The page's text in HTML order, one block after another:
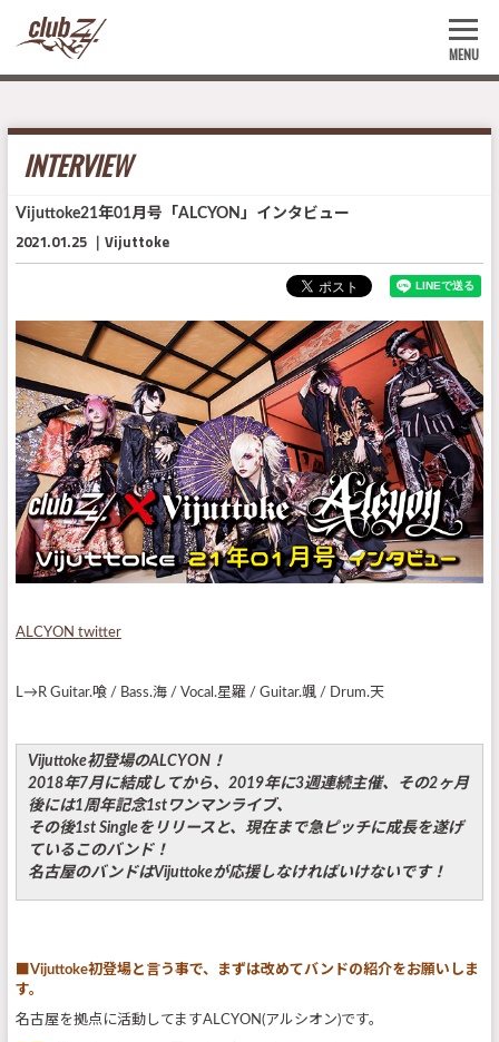
MENU
INTERVIEW
Vijuttoke21年01月号「ALCYON」インタビュー
2021.01.25 Vijuttoke
ALCYON twitter
L→R Guitar.喰 / Bass.海 / Vocal.星羅 / Guitar.颯 / Drum.天
Vijuttoke初登場のALCYON！
2018年7月に結成してから、2019年に3週連続主催、その2ヶ月
後には1周年記念1stワンマンライブ、
その後1st Singleをリリースと、現在まで急ピッチに成長を遂げ
ているこのバンド！
名古屋のバンドはVijuttokeが応援しなければいけないです！
■Vijuttoke初登場と言う事で、まずは改めてバンドの紹介をお願いしま
す。
名古屋を拠点に活動してますALCYON(アルシオン)です。